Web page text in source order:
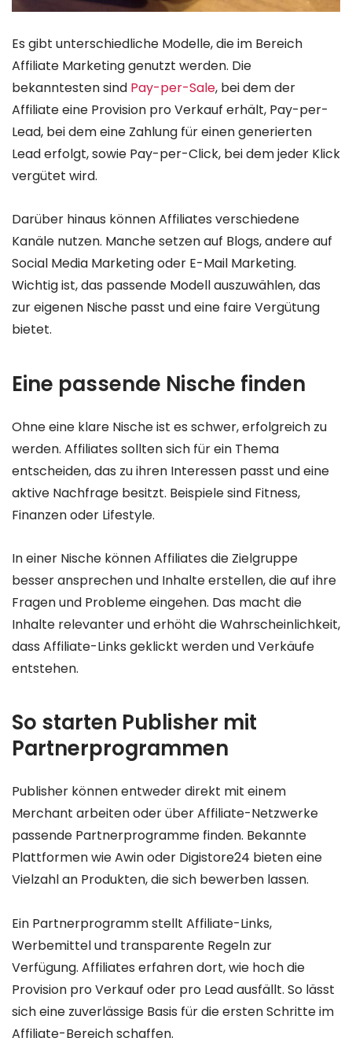
Es gibt unterschiedliche Modelle, die im Bereich
Affiliate Marketing genutzt werden. Die
bekanntesten sind Pay-per-Sale, bei dem der
Affiliate eine Provision pro Verkauf erhält, Pay-per-
Lead, bei dem eine Zahlung für einen generierten
Lead erfolgt, sowie Pay-per-Click, bei dem jeder Klick
vergütet wird.
Darüber hinaus können Affiliates verschiedene
Kanäle nutzen. Manche setzen auf Blogs, andere auf
Social Media Marketing oder E-Mail Marketing.
Wichtig ist, das passende Modell auszuwählen, das
zur eigenen Nische passt und eine faire Vergütung
bietet.
Eine passende Nische finden
Ohne eine klare Nische ist es schwer, erfolgreich zu
werden. Affiliates sollten sich für ein Thema
entscheiden, das zu ihren Interessen passt und eine
aktive Nachfrage besitzt. Beispiele sind Fitness,
Finanzen oder Lifestyle.
In einer Nische können Affiliates die Zielgruppe
besser ansprechen und Inhalte erstellen, die auf ihre
Fragen und Probleme eingehen. Das macht die
Inhalte relevanter und erhöht die Wahrscheinlichkeit,
dass Affiliate-Links geklickt werden und Verkäufe
entstehen.
So starten Publisher mit
Partnerprogrammen
Publisher können entweder direkt mit einem
Merchant arbeiten oder über Affiliate-Netzwerke
passende Partnerprogramme finden. Bekannte
Plattformen wie Awin oder Digistore24 bieten eine
Vielzahl an Produkten, die sich bewerben lassen.
Ein Partnerprogramm stellt Affiliate-Links,
Werbemittel und transparente Regeln zur
Verfügung. Affiliates erfahren dort, wie hoch die
Provision pro Verkauf oder pro Lead ausfällt. So lässt
sich eine zuverlässige Basis für die ersten Schritte im
Affiliate-Bereich schaffen.